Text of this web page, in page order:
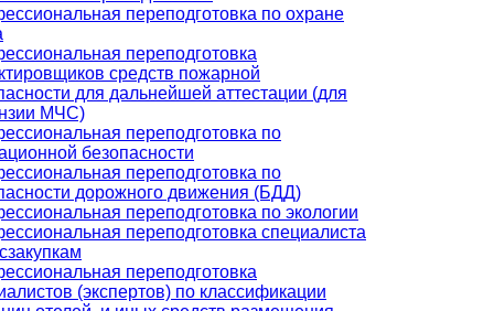
переподготовка по охране
переподготовка
средств пожарной
для дальнейшей аттестации (для
МЧС)
переподготовка по
безопасности
переподготовка по
дорожного движения (БДД)
переподготовка по экологии
переподготовка специалиста
переподготовка
(экспертов) по классификации